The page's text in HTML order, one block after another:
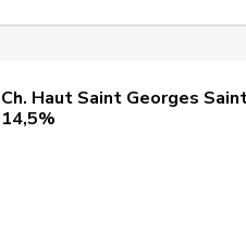
Ch. Haut Saint Georges
14,5%